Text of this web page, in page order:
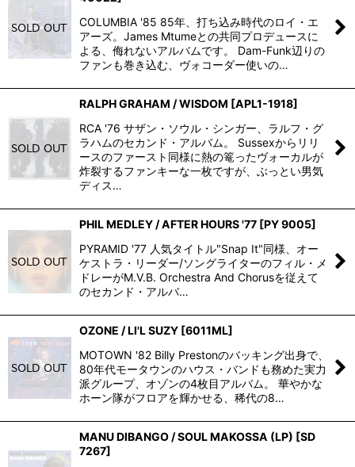
COLUMBIA '85 85年、打ち込み時代のロイ・エ
アーズ。James Mtumeとの共同プロデュースに
よる、侮れないアルバムです。 Dam-Funk辺りの
ファンも巻き込む、ヴォコーダー使いの…
RALPH GRAHAM / WISDOM [APL1-1918]
RCA '76 サザン・ソウル・シンガー、ラルフ・グ
ラハムのセカンド・アルバム。 Sussexからリリ
ースのファースト同様に熱の篭ったヴォーカルが
炸裂するファンキーな一枚ですが、ぶっとい男気
ディス…
PHIL MEDLEY / AFTER HOURS '77 [PY 9005]
PYRAMID '77 人気タイトル"Snap It"同様、オー
ケストラ・リーダー/ソングライターのフィル・メ
ドレーがM.V.B. Orchestra And Chorusを従えて
のセカンド・アルバ…
OZONE / LI'L SUZY [6011ML]
MOTOWN '82 Billy Prestonのバッキング出身で、
80年代モータウンのハウス・バンドも務めた実力
派グループ、オゾンの4枚目アルバム。 華やかな
ホーン隊がフロアを輝かせる、稀代の8…
MANU DIBANGO / SOUL MAKOSSA (LP) [SD
7267]